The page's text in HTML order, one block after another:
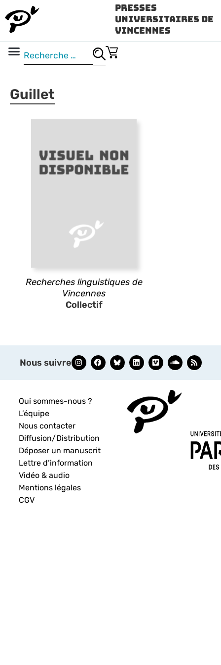
Presses
Universitaires de
Vincennes
Guillet
Recherches linguistiques de
Vincennes
Collectif
Nous suivre
Qui sommes-nous ?
L’équipe
Nous contacter
Diffusion/Distribution
Déposer un manuscrit
Lettre d’information
Vidéo & audio
Mentions légales
CGV